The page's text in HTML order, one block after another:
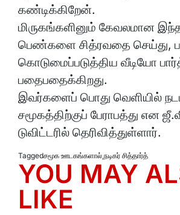
கண்டிக்கிறேன்.
மிருகங்களினும் கேவலமான
பெண்களை சித்ரவதை செய்து,
கொடுமைப்படுத்திய வீடியோ
பதைபதைக்கிறது.
இவர்களைப் பொது வெளியில்
சமூகத்திற்குப் பேராபத்து என
டுவிட்டரில் தெரிவித்துள்ளார்.
Taggedசமூக ஊடகங்களால் நடிகர் சித்தார்த்
YOU MAY
LIKE